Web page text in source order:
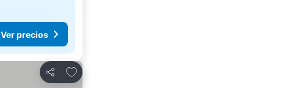
Ver precios
Compartir
Agregar a favoritos